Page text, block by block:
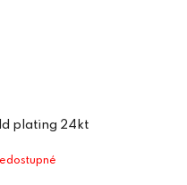
plating 24kt